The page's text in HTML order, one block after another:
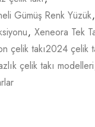
Gümüş Renk Yüzük,
, Xeneora Tek
çelik takı2024 çelik
çelik takı modelleri